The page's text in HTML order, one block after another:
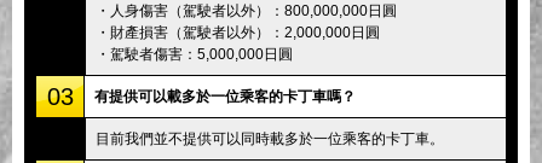
・人身傷害（駕駛者以外）：800,000,000日圓
・財產損害（駕駛者以外）：2,000,000日圓
・駕駛者傷害：5,000,000日圓
03 有提供可以載多於一位乘客的卡丁車嗎？
目前我們並不提供可以同時載多於一位乘客的卡丁車。